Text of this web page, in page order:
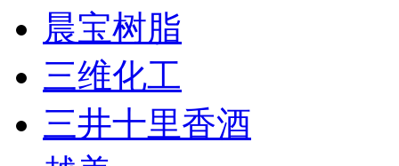
晨宝树脂
三维化工
三井十里香酒